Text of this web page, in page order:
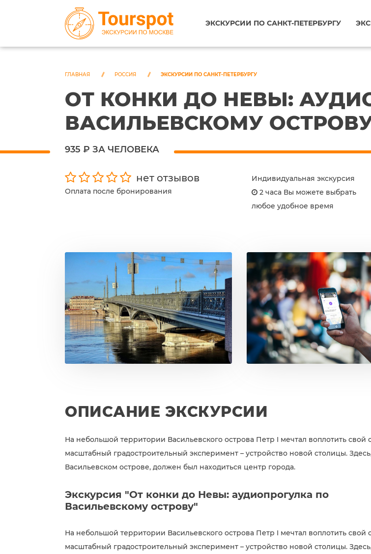
ЭКСКУРСИИ ПО САНКТ-ПЕТЕРБУРГУ
ГЛАВНАЯ РОССИЯ ЭКСКУРСИИ ПО САНКТ-ПЕТЕРБУРГУ
ОТ КОНКИ ДО НЕВЫ:
ВАСИЛЬЕВСКОМУ
935 ₽ ЗА ЧЕЛОВЕКА
нет отзывов
Оплата после бронирования
Индивидуальная экскурсия
2 часа Вы можете выбрать
любое удобное время
ОПИСАНИЕ ЭКСКУРСИИ
На небольшой территории Васильевского острова Петр I мечтал воплотить свой
масштабный градостроительный эксперимент – устройство новой столицы.
Васильевском острове, должен был находиться центр города.
Экскурсия "От конки до Невы: аудиопрогулка по
Васильевскому острову"
На небольшой территории Васильевского острова Петр I мечтал воплотить свой
масштабный градостроительный эксперимент – устройство новой столицы.